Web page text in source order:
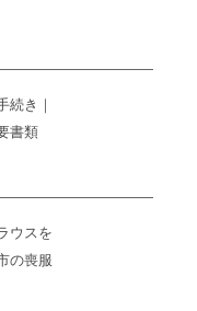
続き｜
書類
ウスを
の喪服